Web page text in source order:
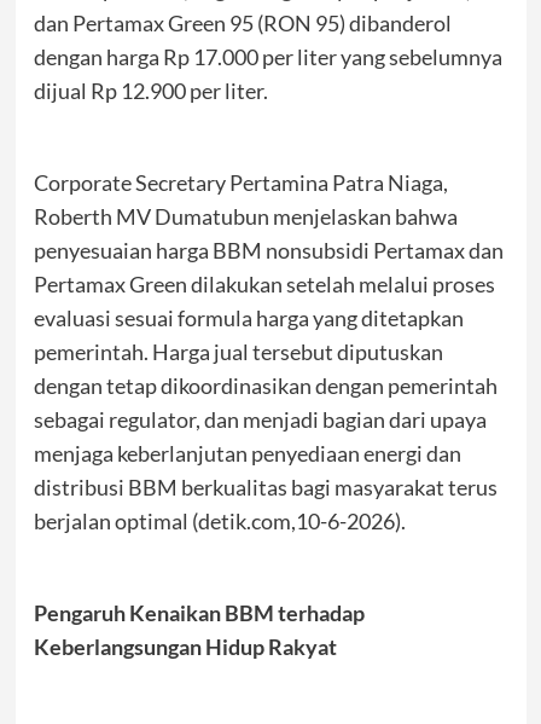
dan Pertamax Green 95 (RON 95) dibanderol
dengan harga Rp 17.000 per liter yang sebelumnya
dijual Rp 12.900 per liter.
Corporate Secretary Pertamina Patra Niaga,
Roberth MV Dumatubun menjelaskan bahwa
penyesuaian harga BBM nonsubsidi Pertamax dan
Pertamax Green dilakukan setelah melalui proses
evaluasi sesuai formula harga yang ditetapkan
pemerintah. Harga jual tersebut diputuskan
dengan tetap dikoordinasikan dengan pemerintah
sebagai regulator, dan menjadi bagian dari upaya
menjaga keberlanjutan penyediaan energi dan
distribusi BBM berkualitas bagi masyarakat terus
berjalan optimal (detik.com,10-6-2026).
Pengaruh Kenaikan BBM terhadap
Keberlangsungan Hidup Rakyat